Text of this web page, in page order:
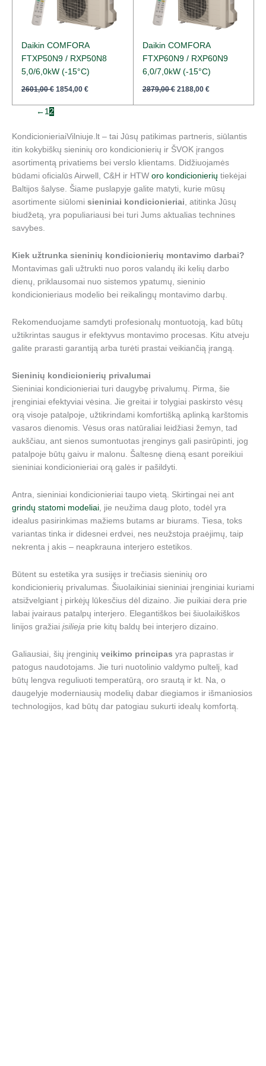
Daikin COMFORA
FTXP50N9 / RXP50N8
5,0/6,0kW (-15°C)
2601,00€ 1854,00 €
Daikin COMFORA
FTXP60N9 / RXP60N9
6,0/7,0kW (-15°C)
2879,00€ 2188,00 €
← 1 2
KondicionieriaiVilniuje.lt – tai Jūsų patikimas partneris, siūlantis
itin kokybiškų sieninių oro kondicionierių ir ŠVOK įrangos
asortimentą privatiems bei verslo klientams. Didžiuojamės
būdami oficialūs Airwell, C&H ir HTW oro kondicionierių tiekėjai
Baltijos šalyse. Šiame puslapyje galite matyti, kurie mūsų
asortimente siūlomi sieniniai kondicionieriai, atitinka Jūsų
biudžetą, yra populiariausi bei turi Jums aktualias technines
savybes.
Kiek užtrunka sieninių kondicionierių montavimo darbai?
Montavimas gali užtrukti nuo poros valandų iki kelių darbo
dienų, priklausomai nuo sistemos ypatumų, sieninio
kondicionieriaus modelio bei reikalingų montavimo darbų.
Rekomenduojame samdyti profesionalų montuotoją, kad būtų
užtikrintas saugus ir efektyvus montavimo procesas. Kitu atveju
galite prarasti garantiją arba turėti prastai veikiančią įrangą.
Sieninių kondicionierių privalumai
Sieniniai kondicionieriai turi daugybę privalumų. Pirma, šie
įrenginiai efektyviai vėsina. Jie greitai ir tolygiai paskirsto vėsų
orą visoje patalpoje, užtikrindami komfortišką aplinką karštomis
vasaros dienomis. Vėsus oras natūraliai leidžiasi žemyn, tad
aukščiau, ant sienos sumontuotas įrenginys gali pasirūpinti, jog
patalpoje būtų gaivu ir malonu. Šaltesnę dieną esant poreikiui
sieniniai kondicionieriai orą galės ir pašildyti.
Antra, sieniniai kondicionieriai taupo vietą. Skirtingai nei ant
grindų statomi modeliai , jie neužima daug ploto, todėl yra
idealus pasirinkimas mažiems butams ar biurams. Tiesa, toks
variantas tinka ir didesnei erdvei, nes neužstoja praėjimų, taip
nekrenta į akis – neapkrauna interjero estetikos.
Būtent su estetika yra susijęs ir trečiasis sieninių oro
kondicionierių privalumas. Šiuolaikiniai sieniniai įrenginiai kuriami
atsižvelgiant į pirkėjų lūkesčius dėl dizaino. Jie puikiai dera prie
labai įvairaus patalpų interjero. Elegantiškos bei šiuolaikiškos
linijos gražiai įsilieja prie kitų baldų bei interjero dizaino.
Galiausiai, šių įrenginių veikimo principas yra paprastas ir
patogus naudotojams. Jie turi nuotolinio valdymo pultelį, kad
būtų lengva reguliuoti temperatūrą, oro srautą ir kt. Na, o
daugelyje moderniausių modelių dabar diegiamos ir išmaniosios
technologijos, kad būtų dar patogiau sukurti idealų komfortą.